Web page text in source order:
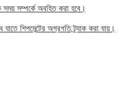
সম্পর্কে অবহিত করা হবে।
শিপমেন্টের অগ্রগতি ট্র্যাক করা যায়।